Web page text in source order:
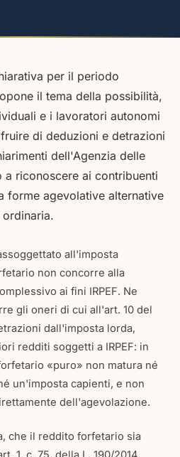
per il periodo
il tema della possibilità,
e i lavoratori autonomi
di deduzioni e detrazioni
dell'Agenzia delle
a riconoscere ai contribuenti
forme agevolative alternative
all'imposta
non concorre alla
ai fini IRPEF. Ne
gli oneri di cui all'art. 10 del
dall'imposta lorda,
redditi soggetti a IRPEF: in
«puro» non matura né
un'imposta capienti, e non
dell'agevolazione.
che il reddito forfetario sia